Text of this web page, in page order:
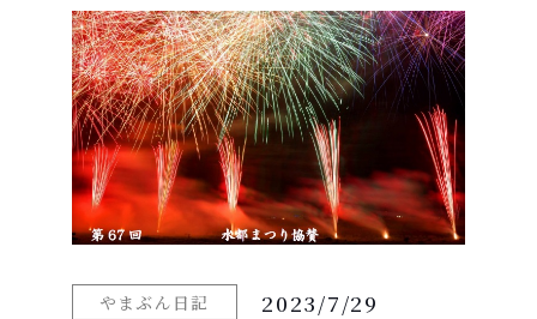
やまぶん日記 2023/7/29